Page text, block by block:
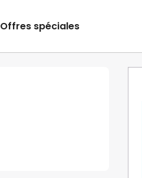
Offres spéciales